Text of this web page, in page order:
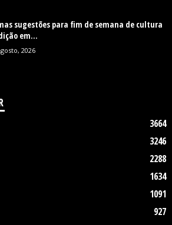
sugestões para fim de semana de cultura
em...
2026
3664
3246
2288
1634
1091
927